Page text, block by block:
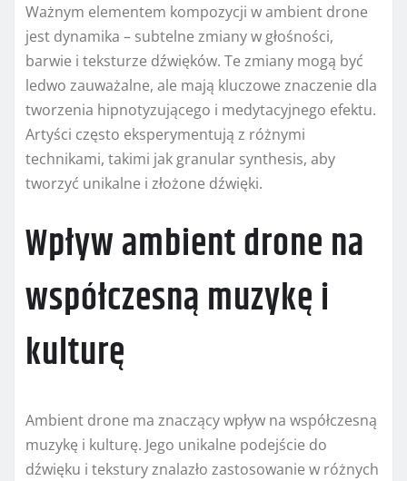
Ważnym elementem kompozycji w ambient drone
jest dynamika – subtelne zmiany w głośności,
barwie i teksturze dźwięków. Te zmiany mogą być
ledwo zauważalne, ale mają kluczowe znaczenie dla
tworzenia hipnotyzującego i medytacyjnego efektu.
Artyści często eksperymentują z różnymi
technikami, takimi jak granular synthesis, aby
tworzyć unikalne i złożone dźwięki.
Wpływ ambient drone na
współczesną muzykę i
kulturę
Ambient drone ma znaczący wpływ na współczesną
muzykę i kulturę. Jego unikalne podejście do
dźwięku i tekstury znalazło zastosowanie w różnych